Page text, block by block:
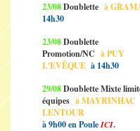
23/08Doublette à
14h30
23/08Doublette
Promotion/NC à PUY
L'EVÊQUE à 14h30
29/08Doublette Mixte
équipes à MAYRINHAC
LENTOUR
à 9h00 en PouleICI.